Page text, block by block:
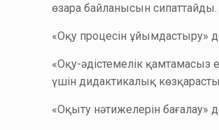
өзара байланысын сипаттайды.
«Оқу процесін ұйымдастыру»
«Оқу-әдістемелік қамтамасыз
үшін дидактикалық
«Оқыту нәтижелерін бағалау»